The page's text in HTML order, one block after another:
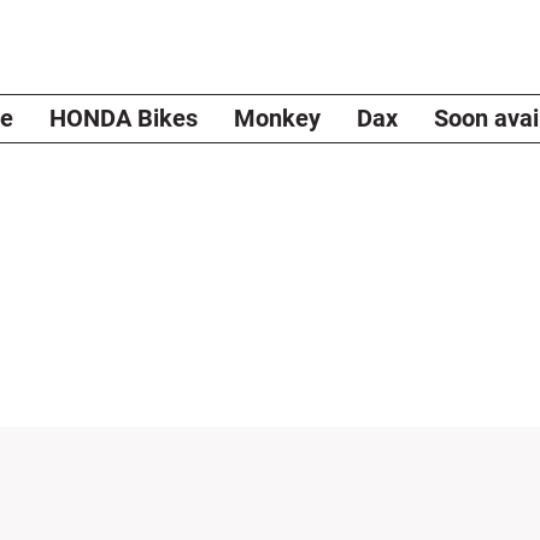
HONDA Bikes Monkey Dax Soon